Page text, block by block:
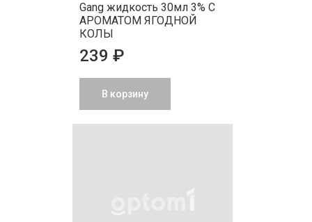
Gang жидкость 30мл 3% С
АРОМАТОМ ЯГОДНОЙ
КОЛЫ
239 ₽
В корзину